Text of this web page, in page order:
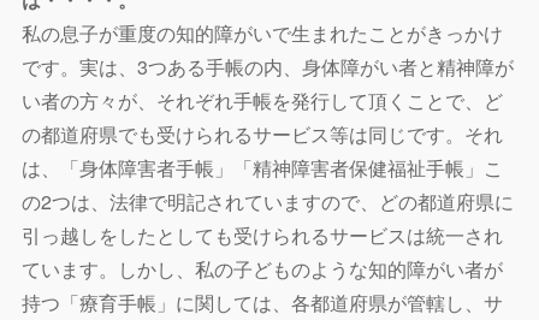
私の息子が重度の知的障がいで生まれたことがきっかけ
です。実は、3つある手帳の内、身体障がい者と精神障が
い者の方々が、 それぞれ手帳を発行して頂くことで、 ど
の都道府県でも受けられるサービス等は同じです。それ
は、「身体障害者手帳」「精神障害者保健福祉手帳」こ
の2つは、法律で明記されていますので、 どの都道府県に
引っ越しをしたとしても受けられるサービスは統一され
ています。しかし、私の子どものような知的障がい者が
持つ「療育手帳」に関しては、各都道府県が管轄し、サ